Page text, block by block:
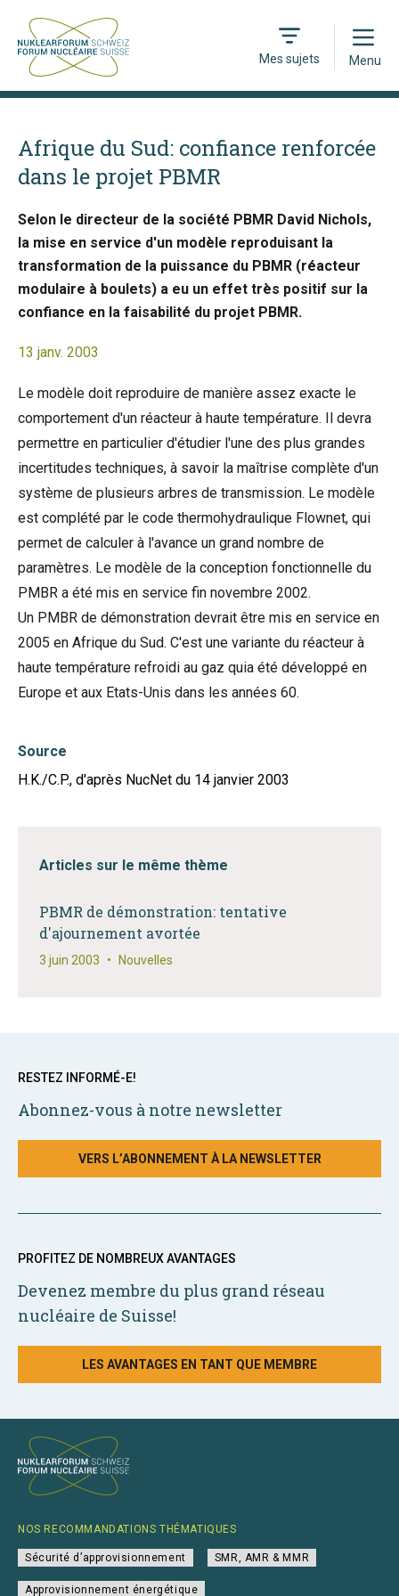
Mes sujets
Open
Menu
Afrique du Sud: confiance renforcée
dans le projet PBMR
Selon le directeur de la société PBMR David Nichols,
la mise en service d'un modèle reproduisant la
transformation de la puissance du PBMR (réacteur
modulaire à boulets) a eu un effet très positif sur la
confiance en la faisabilité du projet PBMR.
13 janv. 2003
Le modèle doit reproduire de manière assez exacte le
comportement d'un réacteur à haute température. Il devra
permettre en particulier d'étudier l'une des plus grandes
incertitudes techniques, à savoir la maîtrise complète d'un
système de plusieurs arbres de transmission. Le modèle
est complété par le code thermohydraulique Flownet, qui
permet de calculer à l'avance un grand nombre de
paramètres. Le modèle de la conception fonctionnelle du
PMBR a été mis en service fin novembre 2002.
Un PMBR de démonstration devrait être mis en service en
2005 en Afrique du Sud. C'est une variante du réacteur à
haute température refroidi au gaz quia été développé en
Europe et aux Etats-Unis dans les années 60.
Source
H.K./C.P., d'après NucNet du 14 janvier 2003
Articles sur le même thème
PBMR de démonstration: tentative
d'ajournement avortée
3 juin 2003 • Nouvelles
RESTEZ INFORMÉ-E!
Abonnez-vous à notre newsletter
VERS L’ABONNEMENT À LA NEWSLETTER
PROFITEZ DE NOMBREUX AVANTAGES
Devenez membre du plus grand réseau
nucléaire de Suisse!
LES AVANTAGES EN TANT QUE MEMBRE
NOS RECOMMANDATIONS THÉMATIQUES
Sécurité d’approvisionnement SMR, AMR & MMR
Approvisionnement énergétique